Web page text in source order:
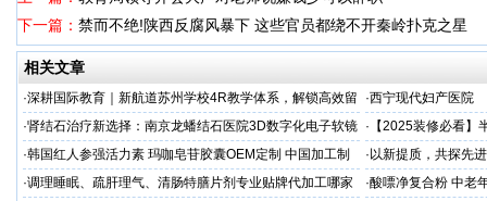
下一篇： 禁而不绝!陕西反腐风暴下 这些官员都绕不开秦岭扑克之星
相关文章
·深耕国际教育｜新航道苏州学校4R教学体系，解锁高效留
学备考之路
·西宁现代妇产医院
·肾结石治疗新选择：南京龙蟠结石医院3D数字化电子软镜
保肾取石术
· 【2025装修必看
你省下3万冤枉钱！
·韩国红人参强活力素 玛咖皂苷胶囊OEM定制 中国加工制
造商
· 以新提质，共探先
·调理睡眠、疏肝理气、清肠特膳片剂专业贴牌代加工哪家
·酸嘌净复合粉 中老